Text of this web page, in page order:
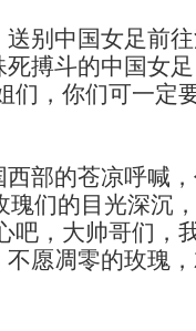
中国女足前往
搏斗的中国女
们，你们可一定
的苍凉呼喊，
瑰们的目光深沉
吧，大帅哥们，
不愿凋零的玫瑰